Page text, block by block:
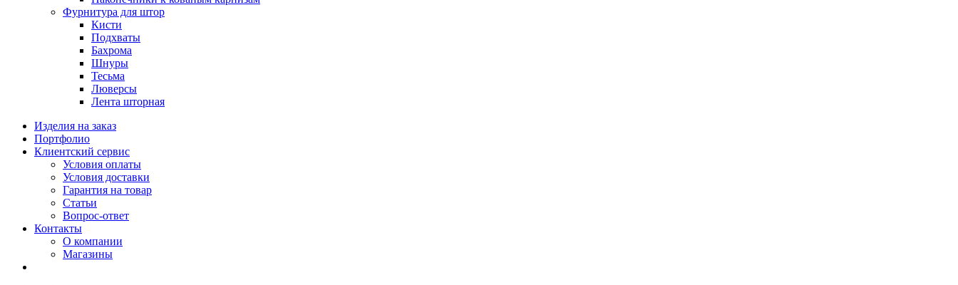
Фурнитура для штор
Кисти
Подхваты
Бахрома
Шнуры
Тесьма
Люверсы
Лента шторная
Изделия на заказ
Портфолио
Клиентский сервис
Условия оплаты
Условия доставки
Гарантия на товар
Статьи
Вопрос-ответ
Контакты
О компании
Магазины